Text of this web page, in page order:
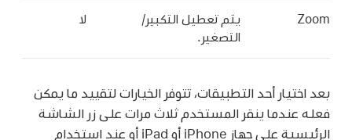
Zoom
يتم تعطيل التكبير/
التصغير.
لا
بعد اختيار أحد التطبيقات، تتوفر الخيارات لتقييد ما يمكن
فعله عندما ينقر المستخدم ثلاث مرات على زر الشاشة
الرئيسية على جهاز iPhone أو iPad أو عند استخدام